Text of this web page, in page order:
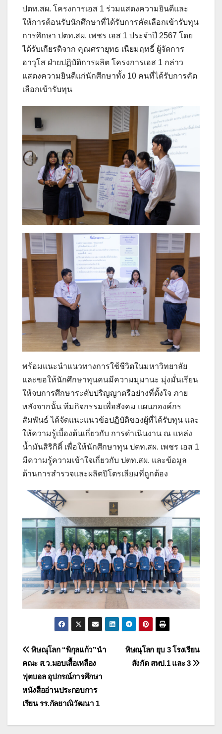
ปตท.สผ. โครงการเอส 1 ร่วมแสดงความยินดีและ
ให้การต้อนรับนักศึกษาที่ได้รับการคัดเลือกเข้ารับทุน
การศึกษา ปตท.สผ. เพชร เอส 1 ประจำปี 2567 โดย
ได้รับเกียรติจาก คุณศรายุทธ เนียมฤทธิ์ ผู้จัดการ
อาวุโส ฝ่ายปฏิบัติการผลิต โครงการเอส 1 กล่าว
แสดงความยินดีแก่นักศึกษาทั้ง 10 คนที่ได้รับการคัด
เลือกเข้ารับทุน
พร้อมแนะนำแนวทางการใช้ชีวิตในมหาวิทยาลัย
และขอให้นักศึกษาทุนคนมีความมุมานะ มุ่งมั่นเรียน
ให้จบการศึกษาระดับปริญญาตรีอย่างที่ตั้งใจ ภาย
หลังจากนั้น ทีมกิจกรรมเพื่อสังคม แผนกองค์กร
สัมพันธ์ ได้จัดแนะแนวข้อปฏิบัติของผู้ที่ได้รับทุน และ
ให้ความรู้เบื้องต้นเกี่ยวกับ การดำเนินงาน ณ แหล่ง
น้ำมันสิริกิติ์ เพื่อให้นักศึกษาทุน ปตท.สผ. เพชร เอส 1
มีความรู้ความเข้าใจเกี่ยวกับ ปตท.สผ. และข้อมูล
ด้านการสำรวจและผลิตปิโตรเลียมที่ถูกต้อง
แนะแนว
เรื่อง
พิษณุโลก ยุบ 3 โรงเรียน
สังกัด สพป.1 และ 3
พิษณุโลก “พิกุลแก้ว”นำ
คณะ ส.ว.มอบเสื้อเหลือง
ฟุตบอล อุปกรณ์การศึกษา
หนังสืออ่านประกอบการ
เรียน รร.กัลยาณิวัฒนา 1